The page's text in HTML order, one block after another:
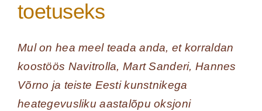
toetuseks
Mul on hea meel teada anda, et korraldan
koostöös Navitrolla, Mart Sanderi, Hannes
Võrno ja teiste Eesti kunstnikega
heategevusliku aastalõpu oksjoni